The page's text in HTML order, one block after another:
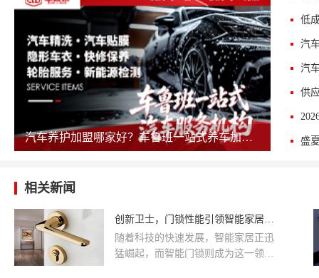
汽车养护加盟哪家好？车鲁班一站式养车加盟值得考察 盛
相关新闻
创新卫士，门锁性能引领智能家居时代
随着科技的快速发展，智能家居正迅
猛崛起，而智能门锁则成为这一领域